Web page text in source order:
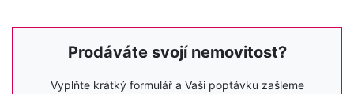
Prodáváte svojí nemovitost?
Vyplňte krátký formulář a Vaši poptávku zašleme